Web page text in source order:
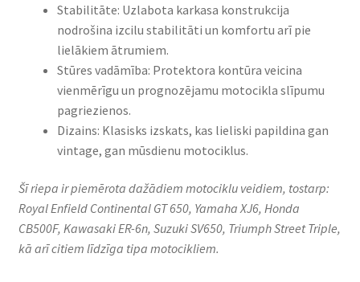
Stabilitāte: Uzlabota karkasa konstrukcija
nodrošina izcilu stabilitāti un komfortu arī pie
lielākiem ātrumiem.​
Stūres vadāmība: Protektora kontūra veicina
vienmērīgu un prognozējamu motocikla slīpumu
pagriezienos.​
Dizains: Klasisks izskats, kas lieliski papildina gan
vintage, gan mūsdienu motociklus.​
Šī riepa ir piemērota dažādiem motociklu veidiem, tostarp:
Royal Enfield Continental GT 650, Yamaha XJ6, Honda
CB500F, Kawasaki ER-6n, Suzuki SV650, Triumph Street Triple,
kā arī citiem līdzīga tipa motocikliem.